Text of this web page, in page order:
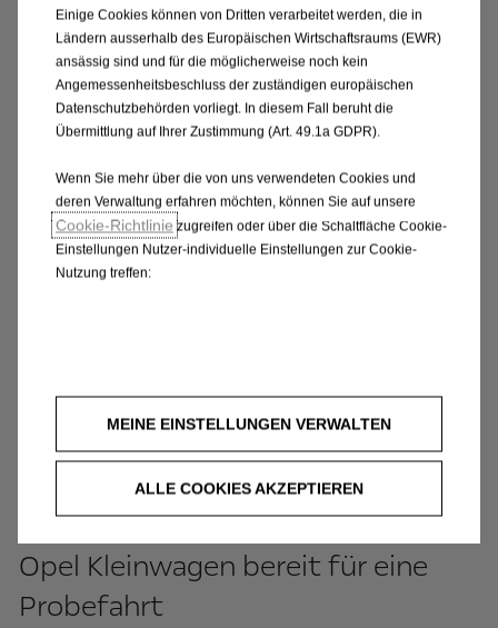
So kompakt die Opel Kleinwagen sind, überraschen sie
doch mit einem beachtlichen Kofferraumvolumen.
Den Wocheneinkauf für eine kleine Familie verstaust
du darin ebenso selbstverständlich wie einen
Kinderwagen.
Opel Kleinwagen bereit für eine
Probefahrt
Einige Cookies können von Dritten verarbeitet werden, die in
Ländern ausserhalb des Europäischen Wirtschaftsraums (EWR)
ansässig sind und für die möglicherweise noch kein
Angemessenheitsbeschluss der zuständigen europäischen
Datenschutzbehörden vorliegt. In diesem Fall beruht die
Übermittlung auf Ihrer Zustimmung (Art. 49.1a GDPR).
Wenn Sie mehr über die von uns verwendeten Cookies und
deren Verwaltung erfahren möchten, können Sie auf unsere
Cookie-Richtlinie zugreifen oder über die Schaltfläche Cookie-
Einstellungen Nutzer-individuelle Einstellungen zur Cookie-
Nutzung treffen:
MEINE EINSTELLUNGEN VERWALTEN
ALLE COOKIES AKZEPTIEREN